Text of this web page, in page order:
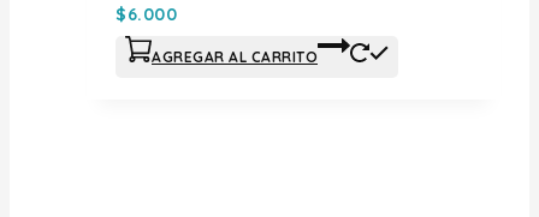
$6.000
AGREGAR AL CARRITO